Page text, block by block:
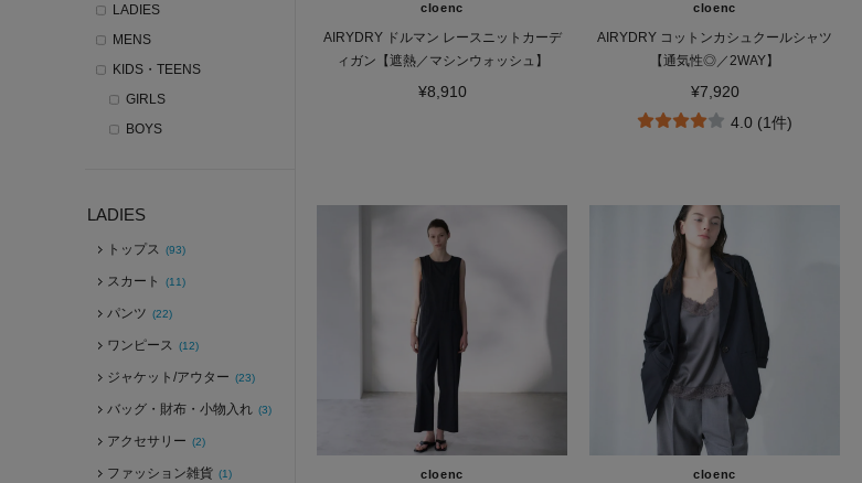
LADIES
MENS
KIDS・TEENS
GIRLS
BOYS
LADIES
トップス (93)
スカート (11)
パンツ (22)
ワンピース (12)
ジャケット/アウター (23)
バッグ・財布・小物入れ (3)
アクセサリー (2)
ファッション雑貨 (1)
cloenc
AIRYDRY ドルマン レースニットカーデ
ィガン【遮熱／マシンウォッシュ】
¥8,910
cloenc
AIRYDRY コットンカシュクールシャツ
【通気性◎／2WAY】
¥7,920
4.0 (1件)
cloenc cloenc